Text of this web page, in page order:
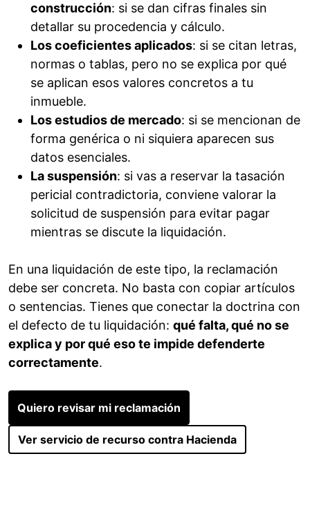
construcción: si se dan cifras finales sin
detallar su procedencia y cálculo.
Los coeficientes aplicados: si se citan letras,
normas o tablas, pero no se explica por qué
se aplican esos valores concretos a tu
inmueble.
Los estudios de mercado: si se mencionan de
forma genérica o ni siquiera aparecen sus
datos esenciales.
La suspensión: si vas a reservar la tasación
pericial contradictoria, conviene valorar la
solicitud de suspensión para evitar pagar
mientras se discute la liquidación.
En una liquidación de este tipo, la reclamación
debe ser concreta. No basta con copiar artículos
o sentencias. Tienes que conectar la doctrina con
el defecto de tu liquidación: qué falta, qué no se
explica y por qué eso te impide defenderte
correctamente.
Quiero revisar mi reclamación
Ver servicio de recurso contra Hacienda